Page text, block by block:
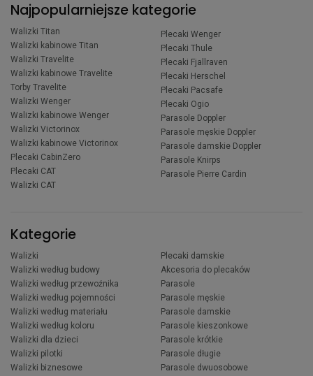
Najpopularniejsze kategorie
Walizki Titan
Walizki kabinowe Titan
Walizki Travelite
Walizki kabinowe Travelite
Torby Travelite
Walizki Wenger
Walizki kabinowe Wenger
Walizki Victorinox
Walizki kabinowe Victorinox
Plecaki CabinZero
Plecaki CAT
Walizki CAT
Plecaki Wenger
Plecaki Thule
Plecaki Fjallraven
Plecaki Herschel
Plecaki Pacsafe
Plecaki Ogio
Parasole Doppler
Parasole męskie Doppler
Parasole damskie Doppler
Parasole Knirps
Parasole Pierre Cardin
Kategorie
Walizki
Walizki według budowy
Walizki według przewoźnika
Walizki według pojemności
Walizki według materiału
Walizki według koloru
Walizki dla dzieci
Walizki pilotki
Walizki biznesowe
Plecaki damskie
Akcesoria do plecaków
Parasole
Parasole męskie
Parasole damskie
Parasole kieszonkowe
Parasole krótkie
Parasole długie
Parasole dwuosobowe